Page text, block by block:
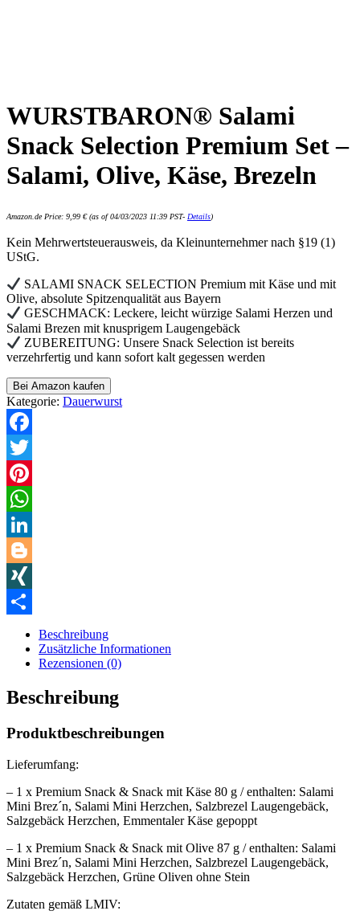
WURSTBARON® Salami
Snack Selection Premium Set –
Salami, Olive, Käse, Brezeln
Amazon.de Price: 9,99 €(as of 04/03/2023 11:39 PST- Details)
Kein Mehrwertsteuerausweis, da Kleinunternehmer nach §19 (1)
UStG.
SALAMI SNACK SELECTION Premium mit Käse und mit
Olive, absolute Spitzenqualität aus Bayern
GESCHMACK: Leckere, leicht würzige Salami Herzen und
Salami Brezen mit knusprigem Laugengebäck
ZUBEREITUNG: Unsere Snack Selection ist bereits
verzehrfertig und kann sofort kalt gegessen werden
Bei Amazon kaufen
Kategorie: Dauerwurst
Facebook
Twitter
Pinterest
WhatsApp
LinkedIn
Blogger
XING
Beschreibung
Zusätzliche Informationen
Rezensionen (0)
Beschreibung
Produktbeschreibungen
Lieferumfang:
– 1 x Premium Snack & Snack mit Käse 80 g / enthalten: Salami
Mini Brez´n, Salami Mini Herzchen, Salzbrezel Laugengebäck,
Salzgebäck Herzchen, Emmentaler Käse gepoppt
– 1 x Premium Snack & Snack mit Olive 87 g / enthalten: Salami
Mini Brez´n, Salami Mini Herzchen, Salzbrezel Laugengebäck,
Salzgebäck Herzchen, Grüne Oliven ohne Stein
Zutaten gemäß LMIV: